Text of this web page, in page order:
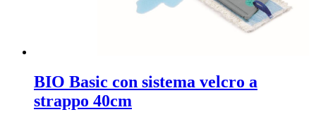
BIO Basic con sistema velcro a
strappo 40cm